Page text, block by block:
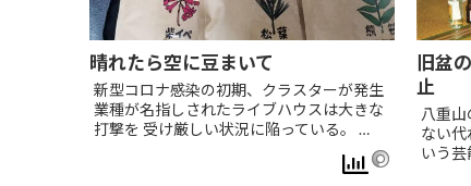
晴れたら空に豆まいて
新型コロナ感染の初期、クラスターが発生
業種が名指しされたライブハウスは大きな
打撃を 受け厳しい状況に陥っている。 …
旧盆
止
八重
ない代
いう